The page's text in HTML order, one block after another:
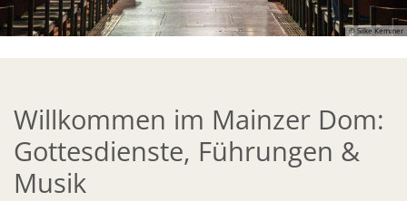
© Silke Kemmer
Willkommen im Mainzer Dom:
Gottesdienste, Führungen &
Musik